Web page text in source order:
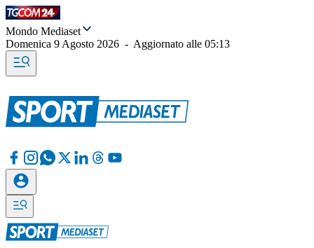
Mondo Mediaset
Domenica 9 Agosto 2026 - Aggiornato alle 05:13